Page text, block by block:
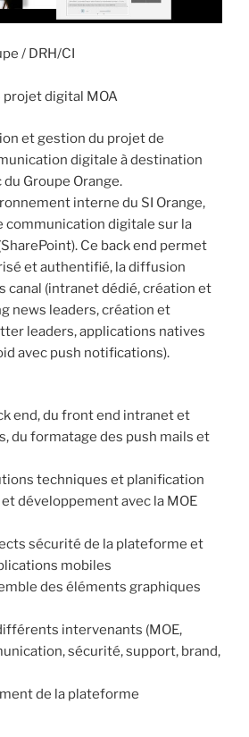
/ DRH/CI
projet digital MOA
et gestion du projet de
digitale à destination
Groupe Orange.
interne du SI Orange,
communication digitale sur la
Ce back end permet
et authentifié, la diffusion
canal (intranet dédié, création et
news leaders, création et
leaders, applications natives
avec push notifications).
end, du front end intranet et
du formatage des push mails et
techniques et planification
développement avec la MOE
sécurité de la plateforme et
mobiles
des éléments graphiques
intervenants (MOE,
sécurité, support, brand,
de la plateforme